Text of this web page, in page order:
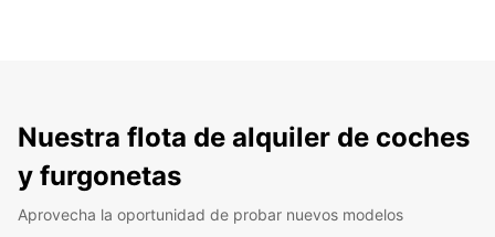
Nuestra flota de alquiler de coches
y furgonetas
Aprovecha la oportunidad de probar nuevos modelos